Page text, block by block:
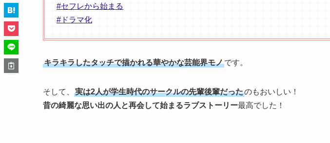
#セフレから始まる
#ドラマ化
キラキラしたタッチで描かれる華やかな芸能界モノです。
そして、 実は2人が学生時代のサークルの先輩後輩だったのもおいしい！
昔の綺麗な思い出の人と再会して始まるラブストーリー最高でした！